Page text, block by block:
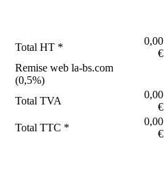
Total HT *
0,00
€
Remise web la-bs.com
(0,5%)
Total TVA
0,00
€
Total TTC *
0,00
€